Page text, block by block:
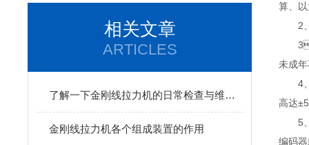
相关文章
ARTICLES
了解一下金刚线拉力机的日常检查与维护过程
金刚线拉力机各个组成装置的作用
算
未成年
高达
5
编码器